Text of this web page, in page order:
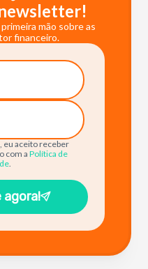
mão sobre as
financeiro.
eu aceito receber
com a Política de
.
agora!